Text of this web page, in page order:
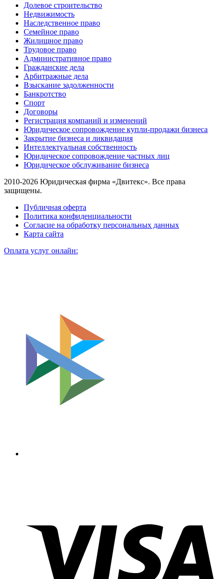
Долевое строительство
Недвижимость
Наследственное право
Семейное право
Жилищное право
Трудовое право
Административное право
Гражданские дела
Арбитражные дела
Взыскание задолженности
Банкротство
Спорт
Договоры
Регистрация компаний и изменений
Юридическое сопровождение купли-продажи бизнеса
Закрытие бизнеса и ликвидация
Интеллектуальная собственность
Юридическое сопровождение частных лиц
Юридическое обслуживание бизнеса
2010-2026 Юридическая фирма «Двитекс». Все права
защищены.
Публичная оферта
Политика конфиденциальности
Согласие на обработку персональных данных
Карта сайта
Оплата услуг онлайн: